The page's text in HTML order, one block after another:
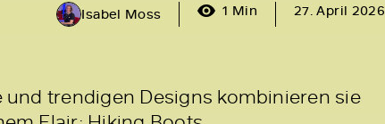
Isabel Moss 1 Min 27. April 2026
trendigen Designs kombinieren sie